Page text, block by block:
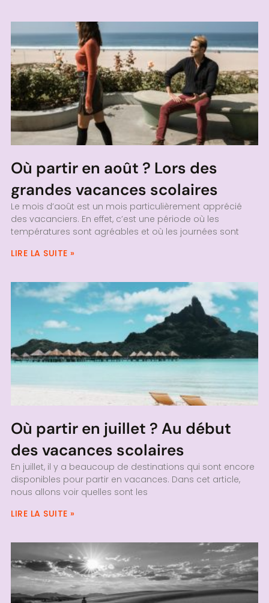
Où partir en août ? Lors des
grandes vacances scolaires
Le mois d’août est un mois particulièrement apprécié
des vacanciers. En effet, c’est une période où les
températures sont agréables et où les journées sont
LIRE LA SUITE »
Où partir en juillet ? Au début
des vacances scolaires
En juillet, il y a beaucoup de destinations qui sont encore
disponibles pour partir en vacances. Dans cet article,
nous allons voir quelles sont les
LIRE LA SUITE »